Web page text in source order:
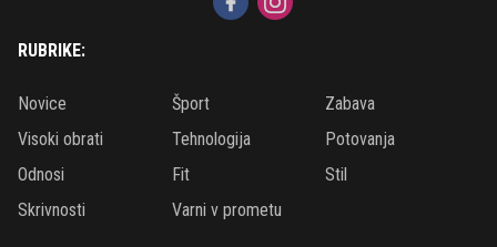
RUBRIKE:
Novice Šport
Zabava
Visoki obrati
Tehnologija
Potovanja
Odnosi
Fit
Stil
Skrivnosti
Varni v prometu